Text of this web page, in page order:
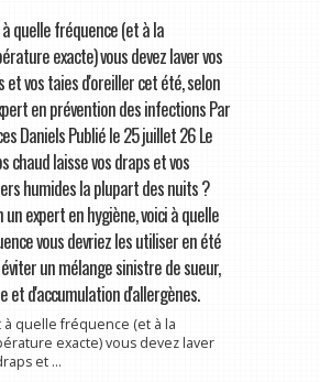
quelle fréquence (et à la
exacte) vous devez laver vos
et vos taies d'oreiller cet été, selon
en prévention des infections Par
Daniels Publié le 25 juillet 26 Le
chaud laisse vos draps et vos
humides la plupart des nuits ?
un expert en hygiène, voici à quelle
vous devriez les utiliser en été
un mélange sinistre de sueur,
et d'accumulation d'allergènes.
à quelle fréquence (et à la
exacte) vous devez laver
et ...